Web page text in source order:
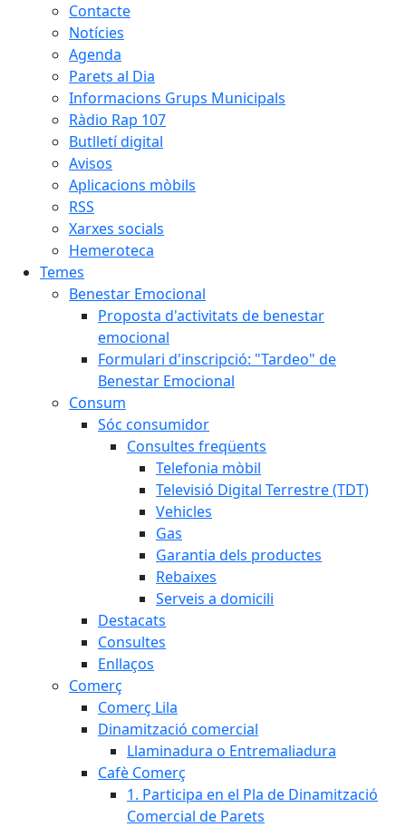
Contacte
Notícies
Agenda
Parets al Dia
Informacions Grups Municipals
Ràdio Rap 107
Butlletí digital
Avisos
Aplicacions mòbils
RSS
Xarxes socials
Hemeroteca
Temes
Benestar Emocional
Proposta d'activitats de benestar
emocional
Formulari d'inscripció: "Tardeo" de
Benestar Emocional
Consum
Sóc consumidor
Consultes freqüents
Telefonia mòbil
Televisió Digital Terrestre (TDT)
Vehicles
Gas
Garantia dels productes
Rebaixes
Serveis a domicili
Destacats
Consultes
Enllaços
Comerç
Comerç Lila
Dinamització comercial
Llaminadura o Entremaliadura
Cafè Comerç
1. Participa en el Pla de Dinamització
Comercial de Parets